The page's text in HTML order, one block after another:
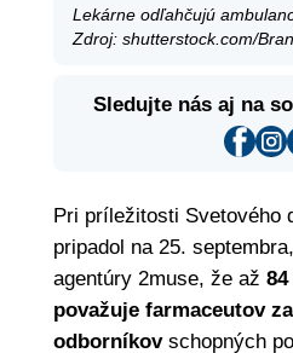
Lekárne odľahčujú
Zdroj: shutterstock.com/
Sledujte nás aj na
Pri príležitosti Svetového
pripadol na 25.
agentúry 2muse, že až
považuje farmaceutov
odborníkovschopných